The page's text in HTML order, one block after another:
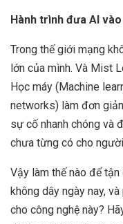
Hành trình đưa AI
Trong thế giới mạng
lớn của mình. Và Mist
Học máy (Machine
networks) làm đơn
sự cố nhanh chóng và
chưa từng có cho
Vậy làm thế nào để
không dây ngày nay,
cho công nghệ này?